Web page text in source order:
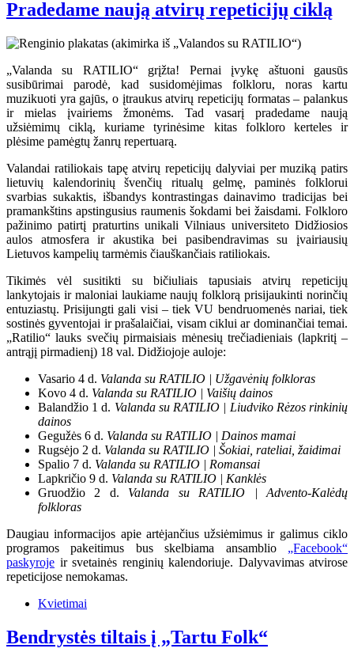
Pradedame naują atvirų repeticijų ciklą
„Valanda su RATILIO“ grįžta! Pernai įvykę aštuoni gausūs
susibūrimai parodė, kad susidomėjimas folkloru, noras kartu
muzikuoti yra gajūs, o įtraukus atvirų repeticijų formatas – palankus
ir mielas įvairiems žmonėms. Tad vasarį pradedame naują
užsiėmimų ciklą, kuriame tyrinėsime kitas folkloro kerteles ir
plėsime pamėgtų žanrų repertuarą.
Valandai ratiliokais tapę atvirų repeticijų dalyviai per muziką patirs
lietuvių kalendorinių švenčių ritualų gelmę, paminės folklorui
svarbias sukaktis, išbandys kontrastingas dainavimo tradicijas bei
pramankštins apstingusius raumenis šokdami bei žaisdami. Folkloro
pažinimo patirtį praturtins unikali Vilniaus universiteto Didžiosios
aulos atmosfera ir akustika bei pasibendravimas su įvairiausių
Lietuvos kampelių tarmėmis čiauškančiais ratiliokais.
Tikimės vėl susitikti su bičiuliais tapusiais atvirų repeticijų
lankytojais ir maloniai laukiame naujų folklorą prisijaukinti norinčių
entuziastų. Prisijungti gali visi – tiek VU bendruomenės nariai, tiek
sostinės gyventojai ir prašalaičiai, visam ciklui ar dominančiai temai.
„Ratilio“ lauks svečių pirmaisiais mėnesių trečiadieniais (lapkritį –
antrąjį pirmadienį) 18 val. Didžiojoje auloje:
Vasario 4 d. Valanda su RATILIO | Užgavėnių folkloras
Kovo 4 d. Valanda su RATILIO | Vaišių dainos
Balandžio 1 d. Valanda su RATILIO | Liudviko Rėzos rinkinių
dainos
Gegužės 6 d. Valanda su RATILIO | Dainos mamai
Rugsėjo 2 d. Valanda su RATILIO | Šokiai, rateliai, žaidimai
Spalio 7 d. Valanda su RATILIO | Romansai
Lapkričio 9 d. Valanda su RATILIO | Kanklės
Gruodžio 2 d. Valanda su RATILIO | Advento-Kalėdų
folkloras
Daugiau informacijos apie artėjančius užsiėmimus ir galimus ciklo
programos pakeitimus bus skelbiama ansamblio „Facebook“
paskyroje ir svetainės renginių kalendoriuje. Dalyvavimas atvirose
repeticijose nemokamas.
Kvietimai
Bendrystės tiltais į „Tartu Folk“